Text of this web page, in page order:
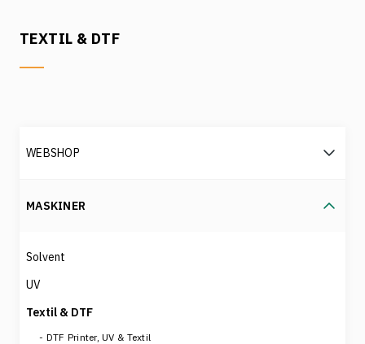
TEXTIL & DTF
WEBSHOP
MASKINER
Solvent
UV
Textil & DTF
DTF Printer, UV & Textil